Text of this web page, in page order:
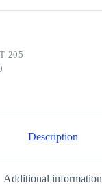
205
Description
Additional information